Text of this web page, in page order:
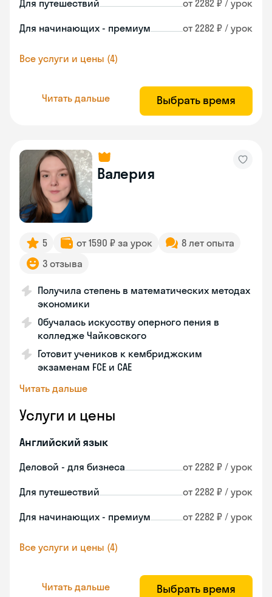
Для путешествий от 2282 ₽ / урок
Для начинающих - премиум от 2282 ₽ / урок
Все услуги и цены (4)
Читать дальше Выбрать время
Валерия
5 от 1590 ₽ за урок
8 лет опыта
3 отзыва
Получила степень в математических методах
экономики
Обучалась искусству оперного пения в
колледже Чайковского
Готовит учеников к кембриджским
экзаменам FCE и CAE
Читать дальше
Услуги и цены
Английский язык
Деловой - для бизнеса от 2282 ₽ / урок
Для путешествий от 2282 ₽ / урок
Для начинающих - премиум от 2282 ₽ / урок
Все услуги и цены (4)
Читать дальше Выбрать время